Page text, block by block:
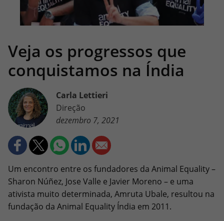
Veja os progressos que
conquistamos na Índia
Carla Lettieri
Direção
dezembro 7, 2021
Um encontro entre os fundadores da Animal Equality –
Sharon Núñez, Jose Valle e Javier Moreno – e uma
ativista muito determinada, Amruta Ubale, resultou na
fundação da Animal Equality Índia em 2011.